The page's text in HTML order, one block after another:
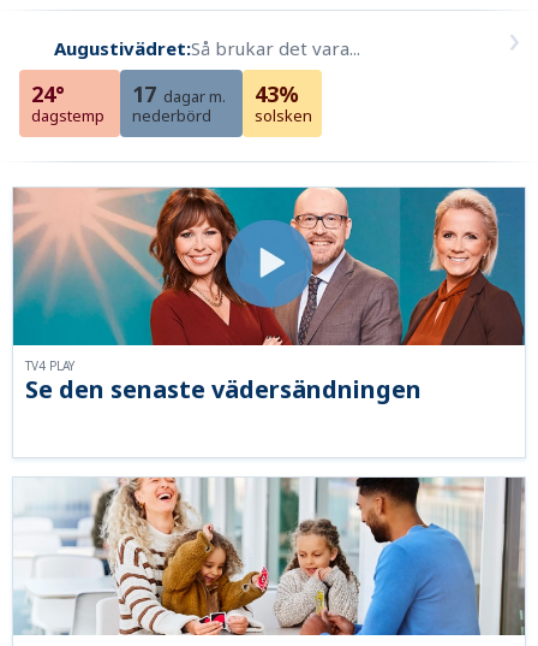
Augustivädret:Så brukar det vara...
24°
dagstemp
17 dagar m.
nederbörd
43%
solsken
Se den senaste vädersändningen
TV4 PLAY